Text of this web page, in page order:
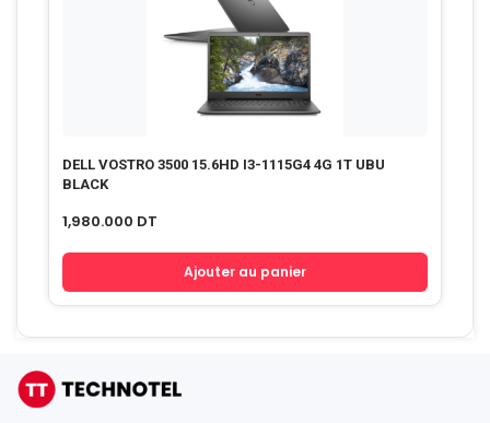
DELL VOSTRO 3500 15.6HD I3-1115G4 4G 1T UBU
BLACK
1,980.000 DT
Ajouter au panier